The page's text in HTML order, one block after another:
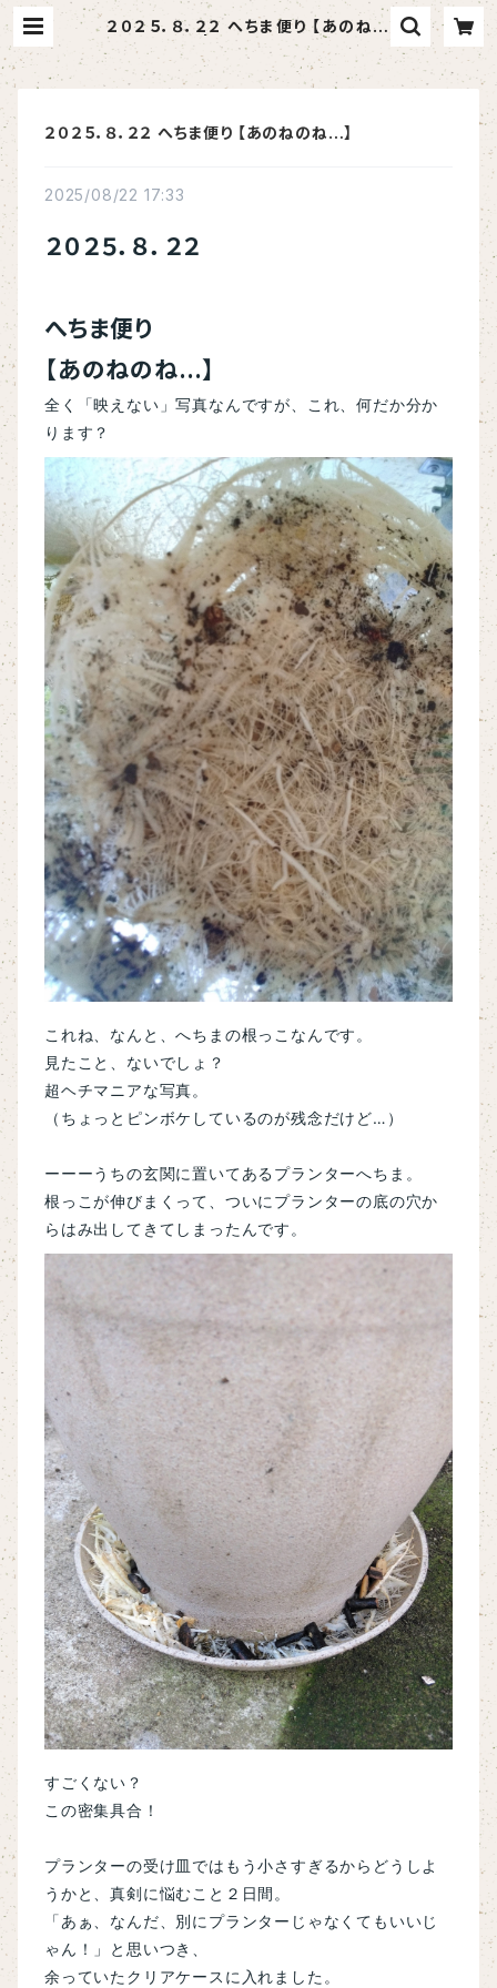
２０２５．８．２２ へちま便り 【あのねの
ね…】 | へちま屋さはらん
２０２５．８．２２ へちま便り 【あのねのね…】
2025/08/22 17:33
２０２５．８．２２
へちま便り
【あのねのね…】
全く「映えない」写真なんですが、これ、何だか分か
ります？
これね、なんと、へちまの根っこなんです。
見たこと、ないでしょ？
超ヘチマニアな写真。
（ちょっとピンボケしているのが残念だけど…）
ーーーうちの玄関に置いてあるプランターへちま。
根っこが伸びまくって、ついにプランターの底の穴か
らはみ出してきてしまったんです。
すごくない？
この密集具合！
プランターの受け皿ではもう小さすぎるからどうしよ
うかと、真剣に悩むこと２日間。
「あぁ、なんだ、別にプランターじゃなくてもいいじ
ゃん！」と思いつき、
余っていたクリアケースに入れました。